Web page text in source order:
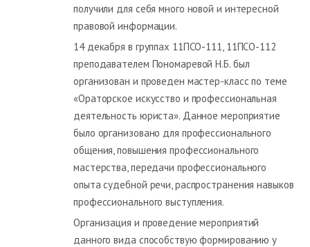
получили для себя много новой и интересной
правовой информации.
14 декабря в группах 11ПСО-111, 11ПСО-112
преподавателем Пономаревой Н.Б. был
организован и проведен мастер-класс по теме
«Ораторское искусство и профессиональная
деятельность юриста». Данное мероприятие
было организовано для профессионального
общения, повышения профессионального
мастерства, передачи профессионального
опыта судебной речи, распространения навыков
профессионального выступления.
Организация и проведение мероприятий
данного вида способствую формированию у